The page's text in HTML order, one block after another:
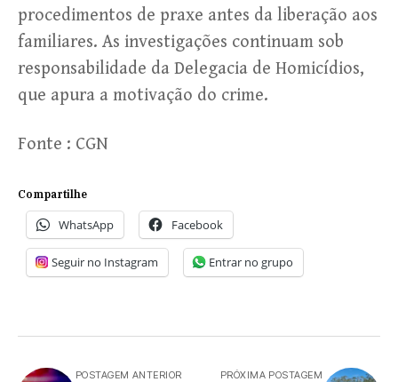
procedimentos de praxe antes da liberação aos
familiares. As investigações continuam sob
responsabilidade da Delegacia de Homicídios,
que apura a motivação do crime.
Fonte : CGN
Compartilhe
WhatsApp Facebook
Seguir no Instagram Entrar no grupo
POSTAGEM ANTERIOR PRÓXIMA POSTAGEM